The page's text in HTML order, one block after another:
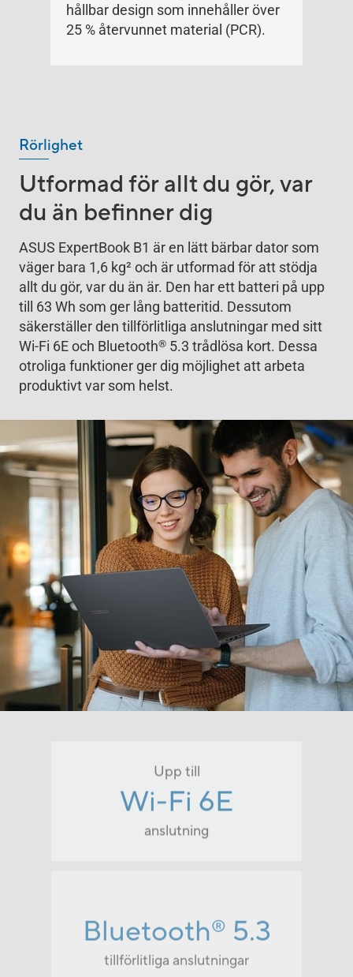
hållbar design som innehåller över
25 % återvunnet material (PCR).
Rörlighet
Utformad för allt du gör, var
du än befinner dig
ASUS ExpertBook B1 är en lätt bärbar dator som
väger bara 1,6 kg2 och är utformad för att stödja
allt du gör, var du än är. Den har ett batteri på upp
till 63 Wh som ger lång batteritid. Dessutom
säkerställer den tillförlitliga anslutningar med sitt
Wi-Fi 6E och Bluetooth® 5.3 trådlösa kort. Dessa
otroliga funktioner ger dig möjlighet att arbeta
produktivt var som helst.
Upp till
Wi-Fi 6E
anslutning
Bluetooth® 5.3
tillförlitliga anslutningar